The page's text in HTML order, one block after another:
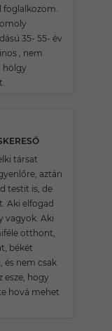
foglalkozom.
35- 55- év
, nem
hölgy
társat
aztán
testit is, de
Aki elfogad
vagyok. Aki
otthont,
békét
és nem csak
esze, hogy
hová mehet